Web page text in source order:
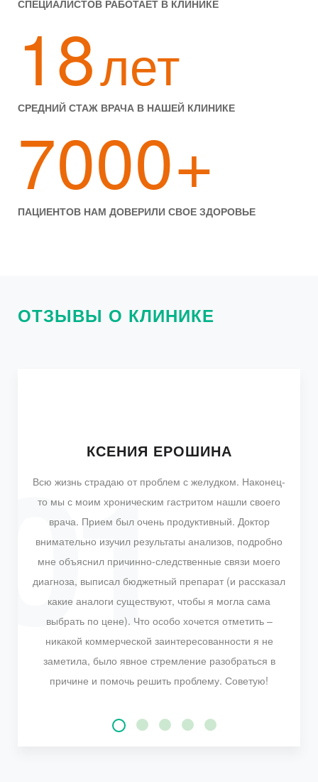
СПЕЦИАЛИСТОВ РАБОТАЕТ В КЛИНИКЕ
18лет
СРЕДНИЙ СТАЖ ВРАЧА В НАШЕЙ КЛИНИКЕ
7000+
ПАЦИЕНТОВ НАМ ДОВЕРИЛИ СВОЕ ЗДОРОВЬЕ
ОТЗЫВЫ О КЛИНИКЕ
КСЕНИЯ ЕРОШИНА
Всю жизнь страдаю от проблем с желудком. Наконец-
то мы с моим хроническим гастритом нашли своего
врача. Прием был очень продуктивный. Доктор
внимательно изучил результаты анализов, подробно
мне объяснил причинно-следственные связи моего
диагноза, выписал бюджетный препарат (и рассказал
какие аналоги существуют, чтобы я могла сама
выбрать по цене). Что особо хочется отметить –
никакой коммерческой заинтересованности я не
заметила, было явное стремление разобраться в
причине и помочь решить проблему. Советую!
ИРИНА ВОЛКОВА
ОЛЬГА АЛЕКСЕЕВА
СВЕТЛАНА ДАВЫДОВА
КИРА БАБАЕВА